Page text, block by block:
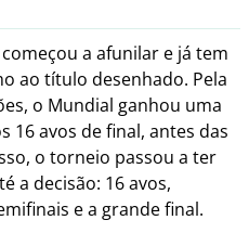
a afunilar e já tem
ao título desenhado. Pela
o Mundial ganhou uma
16 avos de final, antes das
o torneio passou a ter
a decisão: 16 avos,
e a grande final.